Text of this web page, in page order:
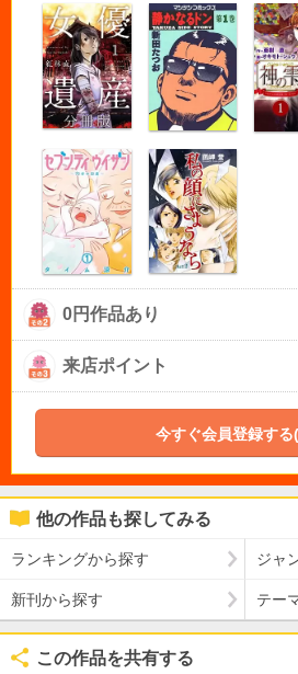
0円作品あり
来店ポイント
今すぐ会員登録する
他の作品も探してみる
ランキングから探す ジャ
新刊から探す テー
この作品を共有する